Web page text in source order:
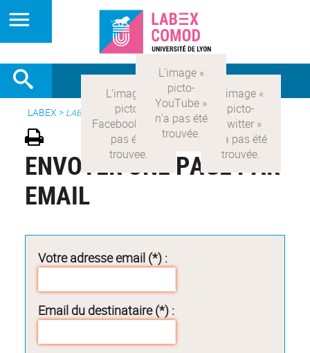
LABEX > LABEX COMOD
ENVOYER UNE PAGE PAR
EMAIL
Votre adresse email (*) :
Email du destinataire (*) :